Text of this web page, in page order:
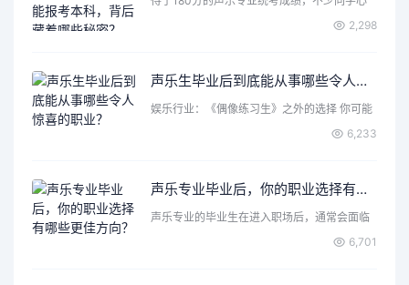
2,298
声乐生毕业后到底能从事哪些令人惊喜的职业？
娱乐行业：《偶像练习生》之外的选择 你可能
6,233
声乐专业毕业后，你的职业选择有哪些更佳方向？
声乐专业的毕业生在进入职场后，通常会面临
6,701